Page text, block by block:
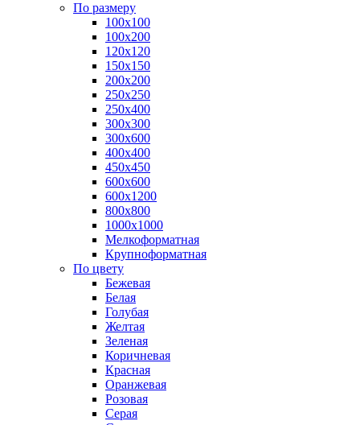
По размеру
100х100
100х200
120х120
150х150
200х200
250х250
250х400
300х300
300х600
400х400
450х450
600х600
600х1200
800х800
1000х1000
Мелкоформатная
Крупноформатная
По цвету
Бежевая
Белая
Голубая
Желтая
Зеленая
Коричневая
Красная
Оранжевая
Розовая
Серая